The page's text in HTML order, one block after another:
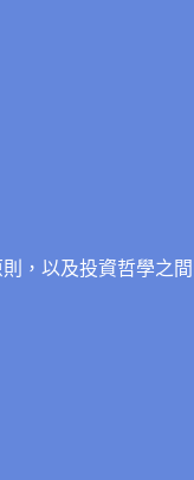
，以及投資哲學之間